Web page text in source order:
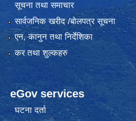
सूचना तथा समाचार
सार्वजनिक खरीद /बोलपत्र सूचना
एन, कानुन तथा निर्देशिका
कर तथा शुल्कहरु
eGov services
घटना दर्ता